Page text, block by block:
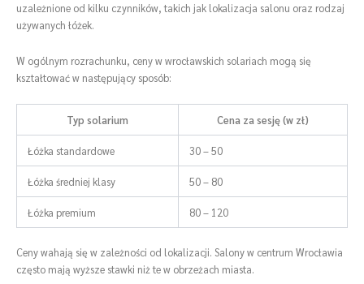
uzależnione od kilku czynników, takich jak lokalizacja salonu oraz rodzaj
używanych łóżek.
W ogólnym rozrachunku, ceny w wrocławskich solariach mogą się
kształtować w następujący sposób:
Typ solarium Cena za sesję (w zł)
Łóżka standardowe 30 – 50
Łóżka średniej klasy 50 – 80
Łóżka premium 80 – 120
Ceny wahają się w zależności od lokalizacji. Salony w centrum Wrocławia
często mają wyższe stawki niż te w obrzeżach miasta.